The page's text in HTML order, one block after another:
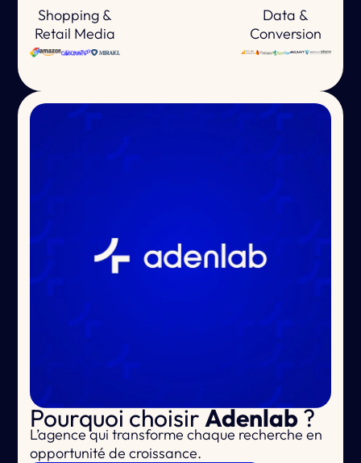
Shopping &
Retail Media
Data &
Conversion
Pourquoi choisirAdenlab?
L’agence quitransforme chaque recherche en
opportunité de croissance.